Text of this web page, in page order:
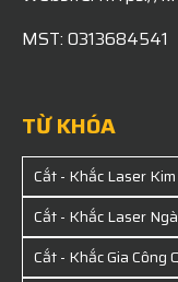
MST: 0313684541
TỪ KHÓA
Cắt - Khắc Laser
Cắt - Khắc Laser
Cắt - Khắc Gia Công